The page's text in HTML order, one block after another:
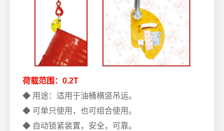
荷载范围：0.2T
◆ 用途：适用于油桶横竖吊运。
◆ 可单只使用，也可组合使用。
◆ 自动锁紧装置，安全，可靠。